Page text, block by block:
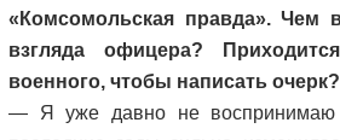
«Комсомольская правда». Чем
взгляда офицера?
военного, чтобы написать очерк?
— Я уже давно не воспринимаю